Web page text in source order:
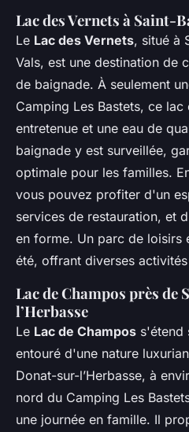
Lac des Vernets à Saint-
Le Lac des Vernets, situé à
Vals, est une destination de
de baignade. À seulement
Camping Les Bastets, ce
entretenue et une eau de
baignade y est surveillée,
optimale pour les familles.
vous pouvez profiter d'un
services de restauration, et
en forme. Un parc de loisirs
été, offrant diverses
Lac de Champos près
l’Herbasse
Le Lac de Champos s'étend
entouré d'une nature
Donat-sur-l’Herbasse, à
nord du Camping Les
une journée en famille. Il